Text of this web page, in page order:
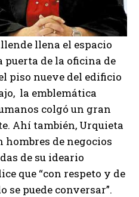
llena el espacio
puerta de la oficina de
piso nueve del edificio
la emblemática
colgó un gran
Ahí también, Urquieta
hombres de negocios
de su ideario
que “con respeto y de
se puede conversar”.